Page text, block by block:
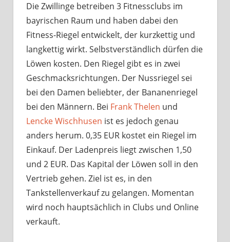
Die Zwillinge betreiben 3 Fitnessclubs im
bayrischen Raum und haben dabei den
Fitness-Riegel entwickelt, der kurzkettig und
langkettig wirkt. Selbstverständlich dürfen die
Löwen kosten. Den Riegel gibt es in zwei
Geschmacksrichtungen. Der Nussriegel sei
bei den Damen beliebter, der Bananenriegel
bei den Männern. Bei Frank Thelen und
Lencke Wischhusen ist es jedoch genau
anders herum. 0,35 EUR kostet ein Riegel im
Einkauf. Der Ladenpreis liegt zwischen 1,50
und 2 EUR. Das Kapital der Löwen soll in den
Vertrieb gehen. Ziel ist es, in den
Tankstellenverkauf zu gelangen. Momentan
wird noch hauptsächlich in Clubs und Online
verkauft.